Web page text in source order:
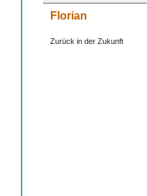
Florian
Zurück in der Zukunft